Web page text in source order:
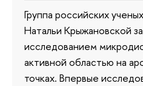
Группа российских
Натальи Крыжановской
исследованием
активной областью на
точках. Впервые